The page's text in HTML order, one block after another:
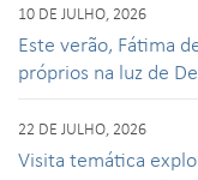
10 DE JULHO, 2026
Este verão, Fátima
próprios na luz de
22 DE JULHO, 2026
Visita temática